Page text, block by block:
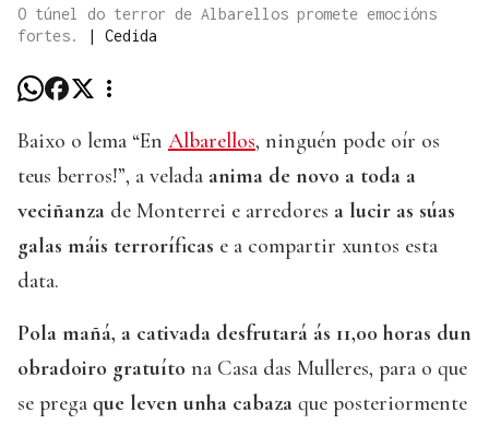
O túnel do terror de Albarellos promete emocións
fortes.
| Cedida
Baixo o lema “En Albarellos, ninguén pode oír os
teus berros!”, a velada anima de novo a toda a
veciñanza de Monterrei e arredores a lucir as súas
galas máis terroríficas e a compartir xuntos esta
data.
Pola mañá, a cativada desfrutará ás 11,00 horas dun
obradoiro gratuíto na Casa das Mulleres, para o que
se prega que leven unha cabaza que posteriormente